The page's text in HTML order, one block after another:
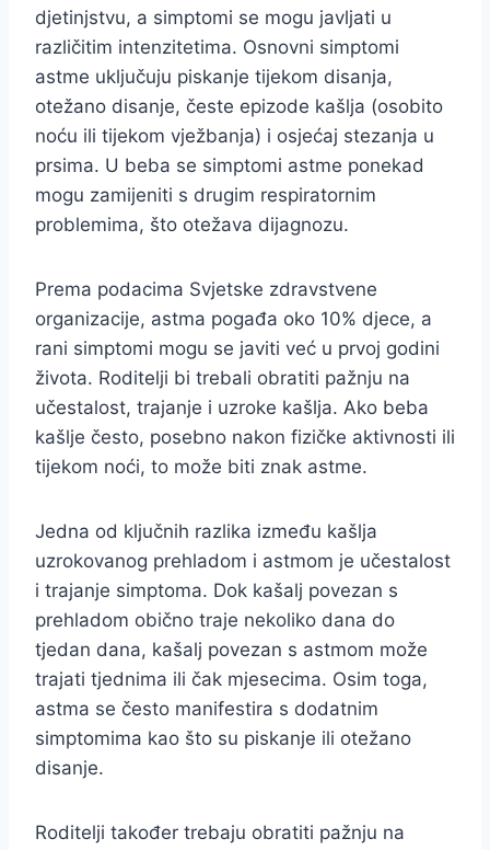
djetinjstvu, a simptomi se mogu javljati u
različitim intenzitetima. Osnovni simptomi
astme uključuju piskanje tijekom disanja,
otežano disanje, česte epizode kašlja (osobito
noću ili tijekom vježbanja) i osjećaj stezanja u
prsima. U beba se simptomi astme ponekad
mogu zamijeniti s drugim respiratornim
problemima, što otežava dijagnozu.
Prema podacima Svjetske zdravstvene
organizacije, astma pogađa oko 10% djece, a
rani simptomi mogu se javiti već u prvoj godini
života. Roditelji bi trebali obratiti pažnju na
učestalost, trajanje i uzroke kašlja. Ako beba
kašlje često, posebno nakon fizičke aktivnosti ili
tijekom noći, to može biti znak astme.
Jedna od ključnih razlika između kašlja
uzrokovanog prehladom i astmom je učestalost
i trajanje simptoma. Dok kašalj povezan s
prehladom obično traje nekoliko dana do
tjedan dana, kašalj povezan s astmom može
trajati tjednima ili čak mjesecima. Osim toga,
astma se često manifestira s dodatnim
simptomima kao što su piskanje ili otežano
disanje.
Roditelji također trebaju obratiti pažnju na